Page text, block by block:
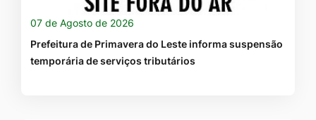
07 de Agosto de 2026
Prefeitura de Primavera do Leste informa suspensão
temporária de serviços tributários